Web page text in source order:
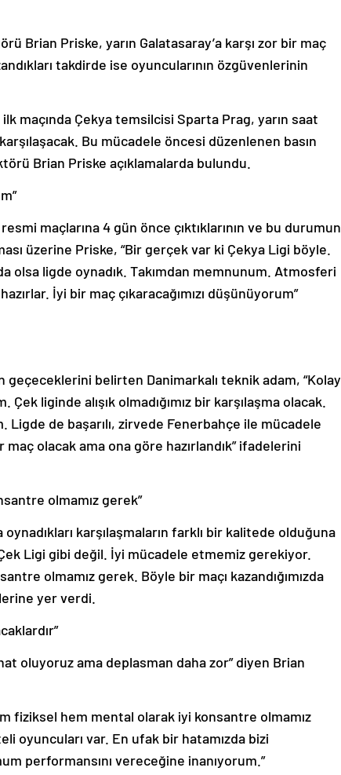
Brian Priske, yarın Galatasaray’a karşı zor bir maç
takdirde ise oyuncularının özgüvenlerinin
maçında Çekya temsilcisi Sparta Prag, yarın saat
Bu mücadele öncesi düzenlenen basın
Brian Priske açıklamalarda bulundu.
maçlarına 4 gün önce çıktıklarının ve bu durumun
üzerine Priske, “Bir gerçek var ki Çekya Ligi böyle.
olsa ligde oynadık. Takımdan memnunum. Atmosferi
İyi bir maç çıkaracağımızı düşünüyorum”
geçeceklerini belirten Danimarkalı teknik adam, “Kolay
liginde alışık olmadığımız bir karşılaşma olacak.
Ligde de başarılı, zirvede Fenerbahçe ile mücadele
olacak ama ona göre hazırlandık” ifadelerini
olmamız gerek”
karşılaşmaların farklı bir kalitede olduğuna
Ligi gibi değil. İyi mücadele etmemiz gerekiyor.
olmamız gerek. Böyle bir maçı kazandığımızda
yer verdi.
oluyoruz ama deplasman daha zor” diyen Brian
fiziksel hem mental olarak iyi konsantre olmamız
oyuncuları var. En ufak bir hatamızda bizi
performansını vereceğine inanıyorum.”